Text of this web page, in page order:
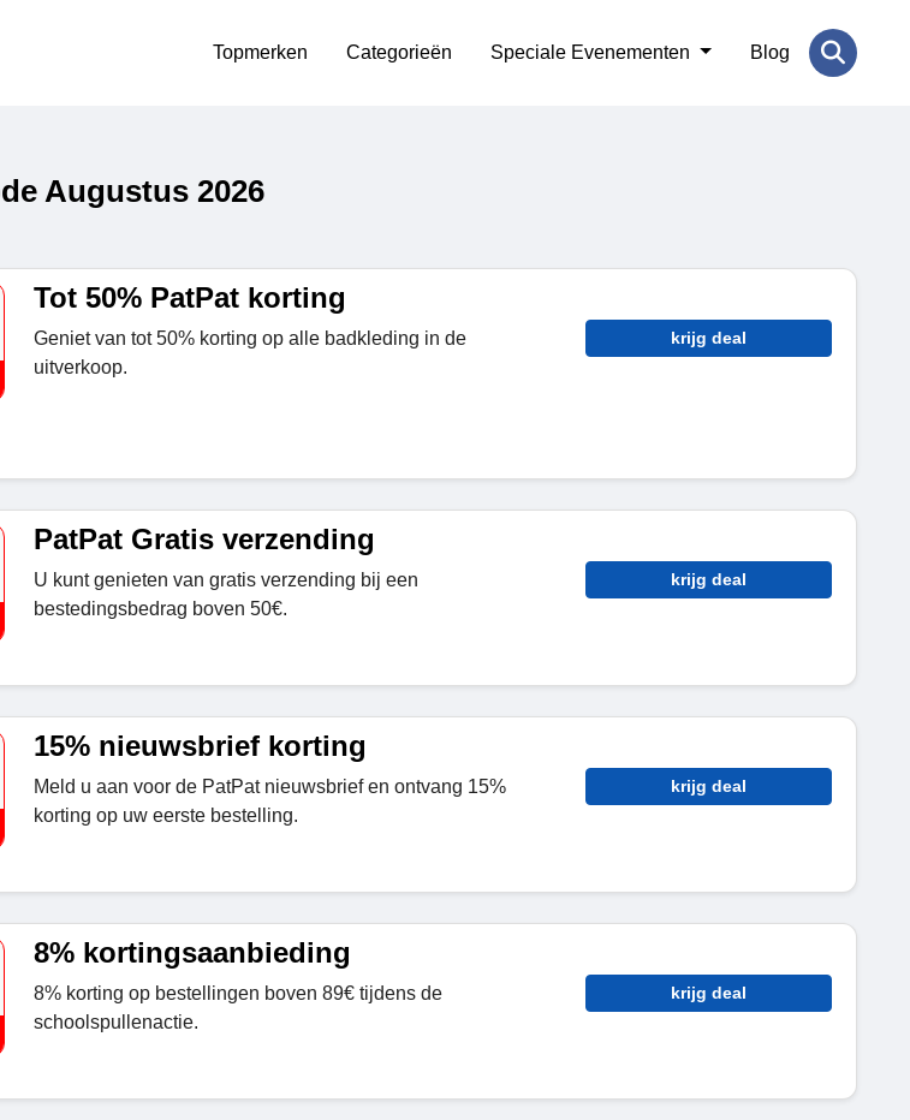
Topmerken Categorieën Speciale Evenementen Blog
Augustus 2026
Tot 50% PatPat korting
Geniet van tot 50% korting op alle badkleding in de
uitverkoop.
krijg deal
PatPat Gratis verzending
U kunt genieten van gratis verzending bij een
bestedingsbedrag boven 50€.
krijg deal
15% nieuwsbrief korting
Meld u aan voor de PatPat nieuwsbrief en ontvang 15%
korting op uw eerste bestelling.
krijg deal
8% kortingsaanbieding
8% korting op bestellingen boven 89€ tijdens de
schoolspullenactie.
krijg deal